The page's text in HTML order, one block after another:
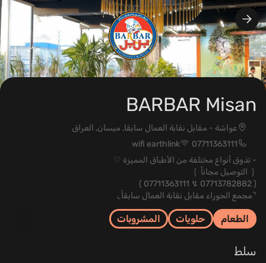
BARBAR Misan
عواشة - مقابل نقابة العمال سابقا, ميسان, العراق
07711363111
wifi earthlink
- تذوق أنواع مختلفة من الأطباق المميزة ♡
❲ التوصيل مجاناً ❳
‏﴿ 07713782882 ↯ 07711363111 ﴾‏
⌝مجمع الحوراء مقابل نقابة العمال سابقاً⌞
الطعام حلويات المشروبات
سلط